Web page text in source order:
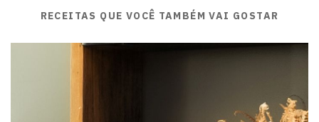
RECEITAS QUE VOCÊ TAMBÉM VAI GOSTAR